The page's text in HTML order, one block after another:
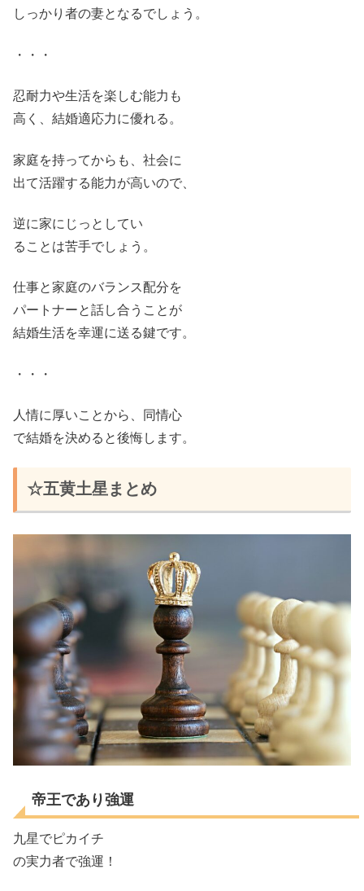
しっかり者の妻となるでしょう。
・・・
忍耐力や生活を楽しむ能力も
高く、結婚適応力に優れる。
家庭を持ってからも、社会に
出て活躍する能力が高いので、
逆に家にじっとしてい
ることは苦手でしょう。
仕事と家庭のバランス配分を
パートナーと話し合うことが
結婚生活を幸運に送る鍵です。
・・・
人情に厚いことから、同情心
で結婚を決めると後悔します。
☆五黄土星まとめ
帝王であり強運
九星でピカイチ
の実力者で強運！